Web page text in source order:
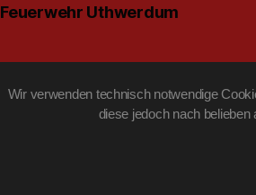
Feuerwehr Uthwerdum
Wir verwenden technisch notwendige
diese jedoch nach